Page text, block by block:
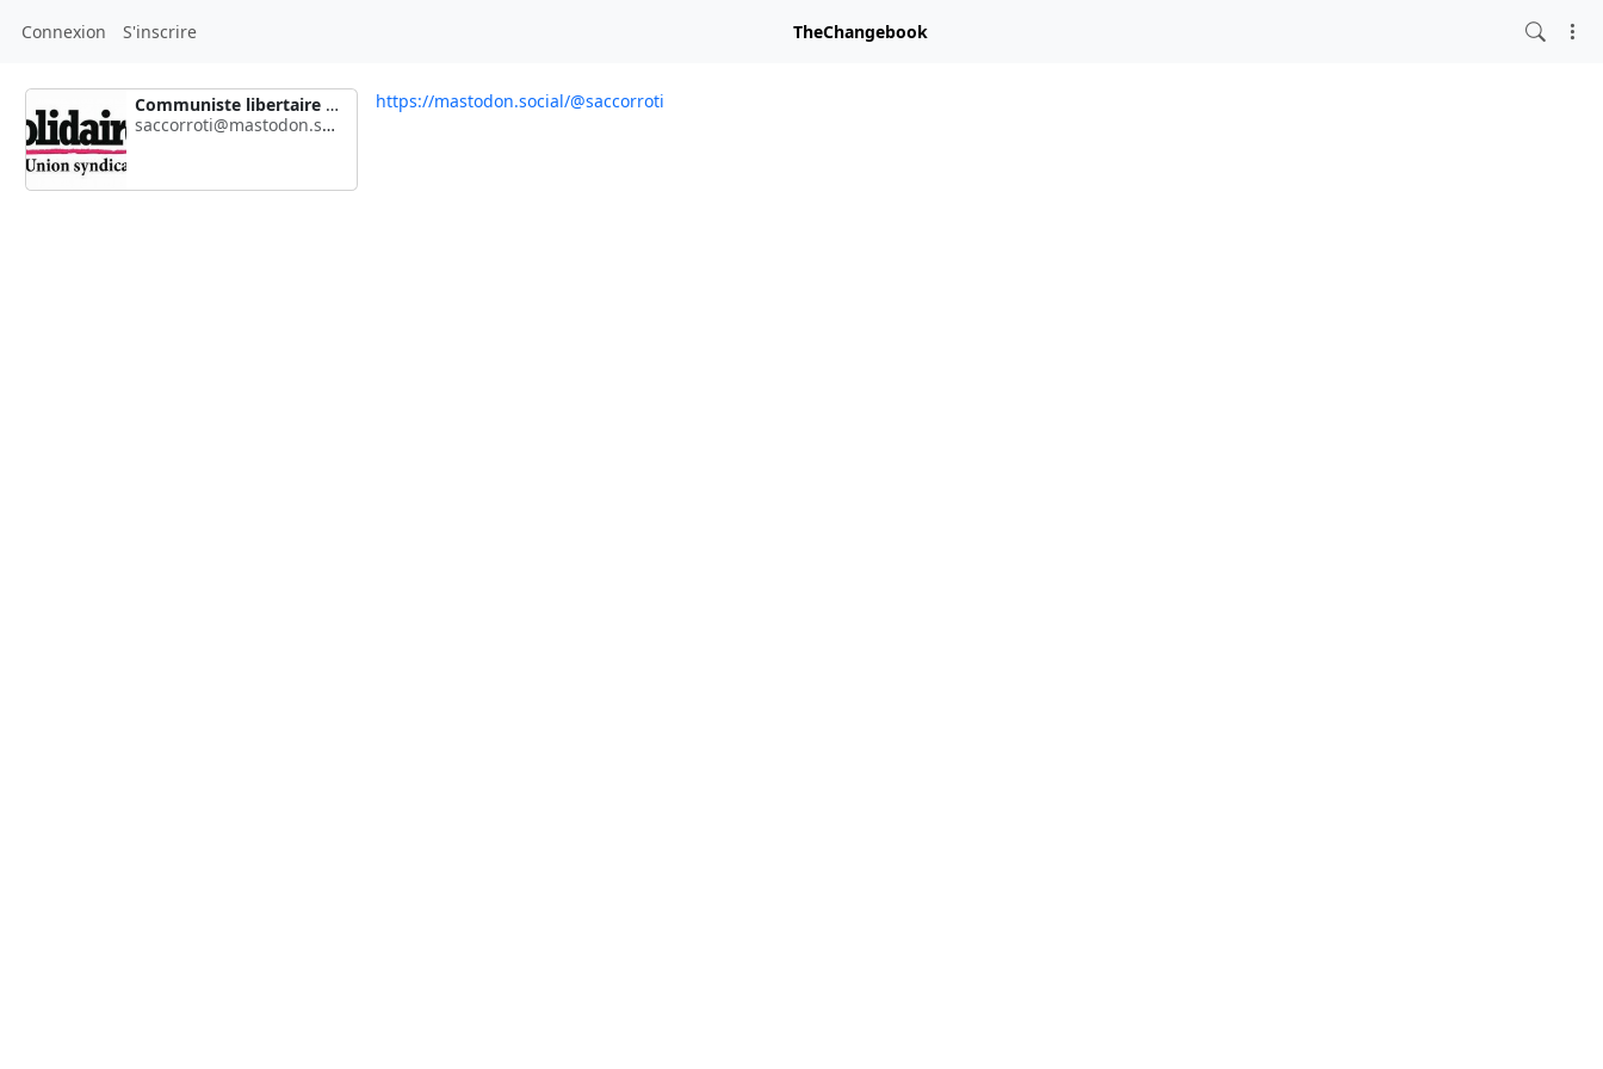
Connexion S'inscrire TheChangebook
Communiste libertaire du 50
saccorroti@mastodon.social
https://mastodon.social/@saccorroti